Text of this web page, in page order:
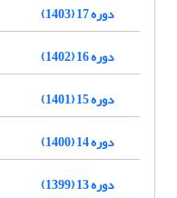
دوره 17 (1403)
دوره 16 (1402)
دوره 15 (1401)
دوره 14 (1400)
دوره 13 (1399)